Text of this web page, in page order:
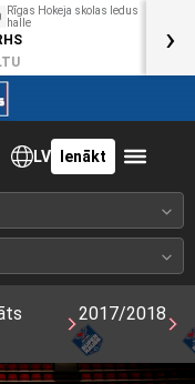
Rīgas Hokeja skolas ledus
halle
›
LV Ienākt
2017/2018